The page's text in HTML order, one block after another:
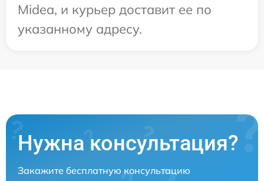
Midea, и курьер доставит ее по
указанному адресу.
Нужна консультация?
Закажите бесплатную консультацию